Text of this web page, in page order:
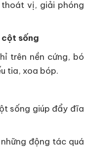
vị, giải phóng
sống
trên nền cứng, bó
tia, xoa bóp.
sống giúp đẩy đĩa
động tác quá